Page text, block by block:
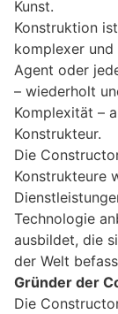
Kunst.
Konstruktion
komplexer
Agent oder
– wiederholt
Komplexität –
Konstrukteur.
Die
Konstrukteure
Technologie
ausbildet, die
der Welt
Gründer der
Die